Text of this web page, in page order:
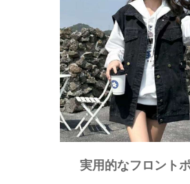
実用的なフロント